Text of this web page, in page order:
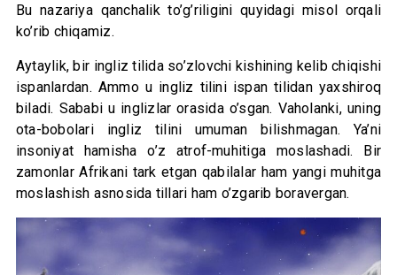
Bu nazariya qanchalik to’g’riligini quyidagi misol orqali
ko’rib chiqamiz.
Aytaylik, bir ingliz tilida so’zlovchi kishining kelib chiqishi
ispanlardan. Ammo u ingliz tilini ispan tilidan yaxshiroq
biladi. Sababi u inglizlar orasida o’sgan. Vaholanki, uning
ota-bobolari ingliz tilini umuman bilishmagan. Ya’ni
insoniyat hamisha o’z atrof-muhitiga moslashadi. Bir
zamonlar Afrikani tark etgan qabilalar ham yangi muhitga
moslashish asnosida tillari ham o’zgarib boravergan.